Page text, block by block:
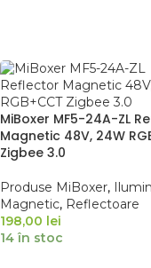
MiBoxer MF5-24A-ZL
Magnetic 48V, 24W
Zigbee 3.0
Produse MiBoxer,
Magnetic, Reflectoare
198,00 lei
14 în stoc